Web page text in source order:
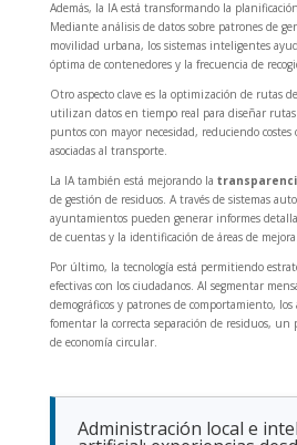
Además, la IA está transformando la
Mediante análisis de datos sobre patrones de
movilidad urbana, los sistemas inteligentes
óptima de contenedores y la frecuencia de
Otro aspecto clave es la optimización de rutas
utilizan datos en tiempo real para diseñar
puntos con mayor necesidad, reduciendo costes
asociadas al transporte.
La IA también está mejorando la
de gestión de residuos. A través de sistemas
ayuntamientos pueden generar informes
de cuentas y la identificación de áreas de mejora.
Por último, la tecnología está permitiendo
efectivas con los ciudadanos. Al segmentar
demográficos y patrones de comportamiento,
fomentar la correcta separación de residuos,
de economía circular.
Administración local e